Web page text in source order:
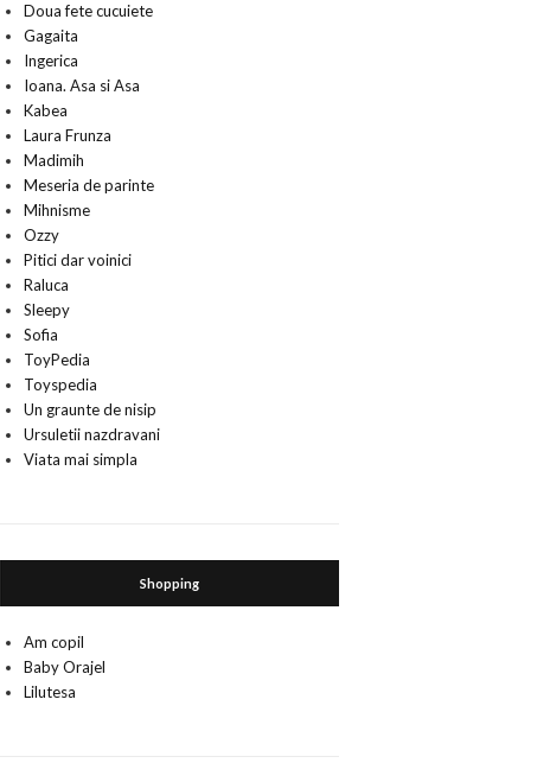
Doua fete cucuiete
Gagaita
Ingerica
Ioana. Asa si Asa
Kabea
Laura Frunza
Madimih
Meseria de parinte
Mihnisme
Ozzy
Pitici dar voinici
Raluca
Sleepy
Sofia
ToyPedia
Toyspedia
Un graunte de nisip
Ursuletii nazdravani
Viata mai simpla
Shopping
Am copil
Baby Orajel
Lilutesa